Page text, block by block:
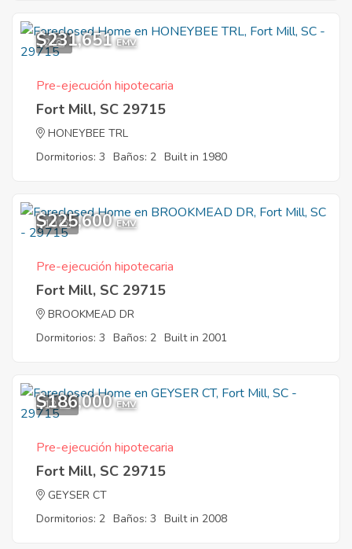
2
$231,651 EMV
Pre-ejecución hipotecaria
Fort Mill, SC 29715
HONEYBEE TRL
Dormitorios: 3 Baños: 2 Built in 1980
10
$225,600 EMV
Pre-ejecución hipotecaria
Fort Mill, SC 29715
BROOKMEAD DR
Dormitorios: 3 Baños: 2 Built in 2001
12
$186,000 EMV
Pre-ejecución hipotecaria
Fort Mill, SC 29715
GEYSER CT
Dormitorios: 2 Baños: 3 Built in 2008